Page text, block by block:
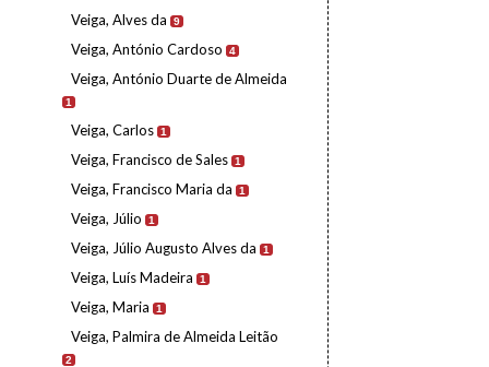
Veiga, Alves da 9
Veiga, António Cardoso 4
Veiga, António Duarte de Almeida
1
Veiga, Carlos 1
Veiga, Francisco de Sales 1
Veiga, Francisco Maria da 1
Veiga, Júlio 1
Veiga, Júlio Augusto Alves da 1
Veiga, Luís Madeira 1
Veiga, Maria 1
Veiga, Palmira de Almeida Leitão
2